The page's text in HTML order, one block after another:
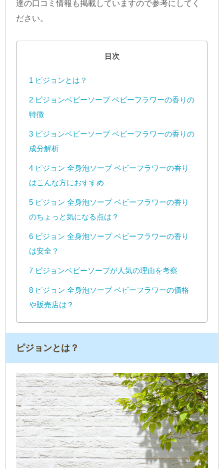
達の口コミ情報も掲載していますので参考にしてく
ださい。
目次
1 ピジョンとは？
2 ピジョンベビーソープ ベビーフラワーの香りの
特徴
3 ピジョンベビーソープ ベビーフラワーの香りの
成分解析
4 ピジョン 全身泡ソープ ベビーフラワーの香り
はこんな方におすすめ
5 ピジョン 全身泡ソープ ベビーフラワーの香り
のちょっと気になる点は？
6 ピジョン 全身泡ソープ ベビーフラワーの香り
は安全？
7 ピジョンベビーソープが人気の理由を考察
8 ピジョン 全身泡ソープ ベビーフラワーの価格
や販売店は？
ピジョンとは？